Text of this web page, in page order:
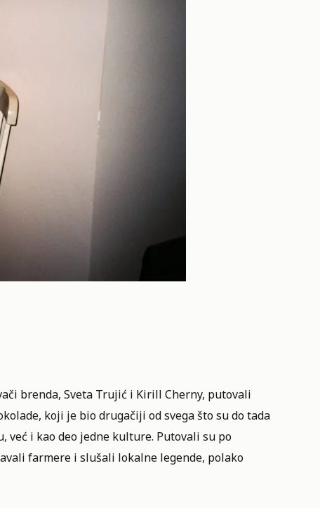
brenda, Sveta Trujić i Kirill Cherny, putovali
koji je bio drugačiji od svega što su do tada
i kao deo jedne kulture. Putovali su po
farmere i slušali lokalne legende, polako